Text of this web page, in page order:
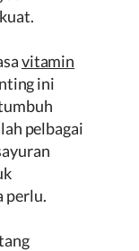
vitamin
ini
pelbagai
perlu.